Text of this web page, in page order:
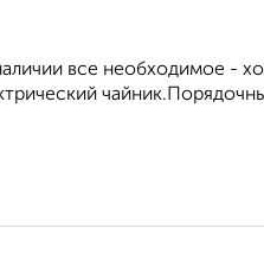
все необходимое -